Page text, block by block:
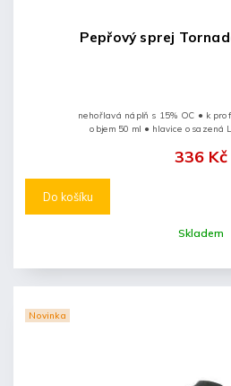
Pepřový sprej
Skladem
336 Kč
Do košíku
nehořlavá náplň s 15% OC ● k
objem 50 ml ● hlavice osazená LED diodou ● ostré
● výstřik má...
Novinka